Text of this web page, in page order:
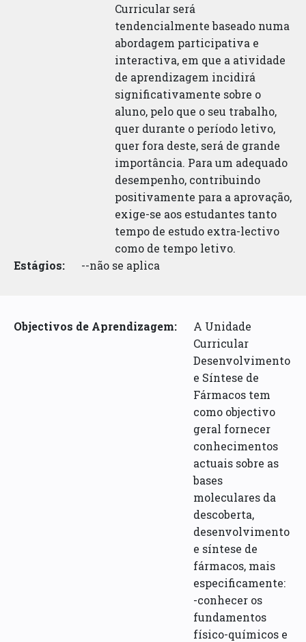
Curricular será
tendencialmente baseado numa
abordagem participativa e
interactiva, em que a atividade
de aprendizagem incidirá
significativamente sobre o
aluno, pelo que o seu trabalho,
quer durante o período letivo,
quer fora deste, será de grande
importância. Para um adequado
desempenho, contribuindo
positivamente para a aprovação,
exige-se aos estudantes tanto
tempo de estudo extra-lectivo
como de tempo letivo.
Estágios:
--não se aplica
Objectivos de Aprendizagem:
A Unidade
Curricular
Desenvolvimento
e Síntese de
Fármacos tem
como objectivo
geral fornecer
conhecimentos
actuais sobre as
bases
moleculares da
descoberta,
desenvolvimento
e síntese de
fármacos, mais
especificamente:
-conhecer os
fundamentos
físico-químicos e